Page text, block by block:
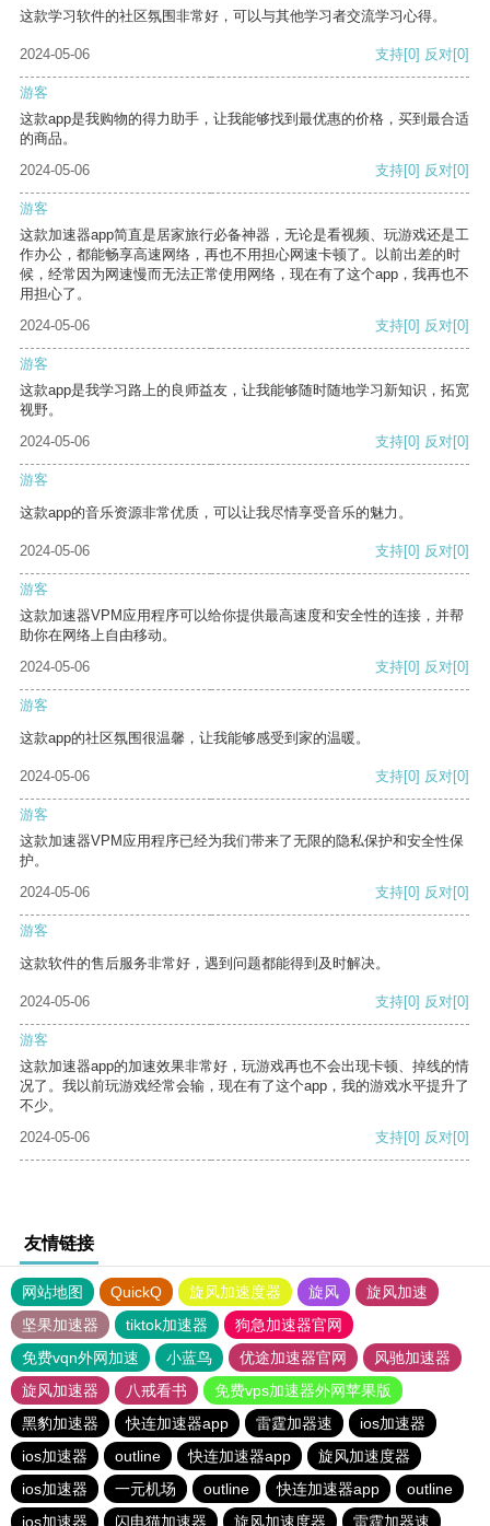
这款学习软件的社区氛围非常好，可以与其他学习者交流学习心得。
2024-05-06 支持[0] 反对[0]
游客
这款app是我购物的得力助手，让我能够找到最优惠的价格，买到最合适
的商品。
2024-05-06
支持[0] 反对[0]
游客
这款加速器app简直是居家旅行必备神器，无论是看视频、玩游戏还是工
作办公，都能畅享高速网络，再也不用担心网速卡顿了。以前出差的时
候，经常因为网速慢而无法正常使用网络，现在有了这个app，我再也不
用担心了。
2024-05-06
支持[0] 反对[0]
游客
这款app是我学习路上的良师益友，让我能够随时随地学习新知识，拓宽
视野。
2024-05-06
支持[0] 反对[0]
游客
这款app的音乐资源非常优质，可以让我尽情享受音乐的魅力。
2024-05-06 支持[0] 反对[0]
游客
这款加速器VPM应用程序可以给你提供最高速度和安全性的连接，并帮
助你在网络上自由移动。
2024-05-06
支持[0] 反对[0]
游客
这款app的社区氛围很温馨，让我能够感受到家的温暖。
2024-05-06 支持[0] 反对[0]
游客
这款加速器VPM应用程序已经为我们带来了无限的隐私保护和安全性保
护。
2024-05-06
支持[0] 反对[0]
游客
这款软件的售后服务非常好，遇到问题都能得到及时解决。
2024-05-06 支持[0] 反对[0]
游客
这款加速器app的加速效果非常好，玩游戏再也不会出现卡顿、掉线的情
况了。我以前玩游戏经常会输，现在有了这个app，我的游戏水平提升了
不少。
2024-05-06
支持[0] 反对[0]
友情链接
网站地图 QuickQ 旋风加速度器 旋风
旋风加速
坚果加速器
tiktok加速器
狗急加速器官网
免费vqn外网加速
小蓝鸟 优途加速器官网
风驰加速器
旋风加速器
八戒看书
免费vps加速器外网苹果版
黑豹加速器
快连加速器app 雷霆加器速
ios加速器
ios加速器
outline 快连加速器app
旋风加速度器
ios加速器
一元机场 outline 快连加速器app
outline
ios加速器
闪电猫加速器 旋风加速度器 雷霆加器速